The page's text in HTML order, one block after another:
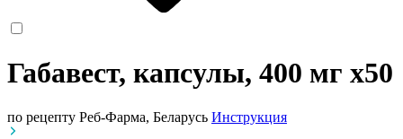
Габавест, капсулы, 400 мг x50
по рецепту Реб-Фарма, Беларусь Инструкция